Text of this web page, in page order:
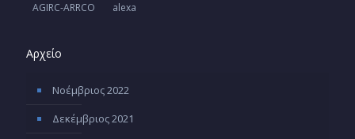
AGIRC-ARRCO
alexa
Αρχείο
Νοέμβριος 2022
Δεκέμβριος 2021